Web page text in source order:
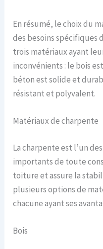
En résumé, le choix du
des besoins spécifiques
trois matériaux ayant
inconvénients : le bois
béton est solide et
résistant et polyvalent.
Matériaux de charpente
La charpente est l’un
importants de toute
toiture et assure la
plusieurs options de
chacune ayant ses
Bois